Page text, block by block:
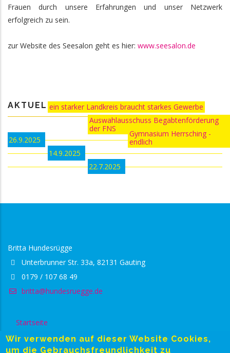
Frauen durch unsere Erfahrungen und unser Netzwerk
erfolgreich zu sein.
zur Website des Seesalon geht es hier: www.seesalon.de
AKTUELLES:
26.9.2025
ein starker Landkreis braucht starkes Gewerbe
14.9.2025
Auswahlausschuss Begabtenförderung
der FNS
22.7.2025
Gymnasium Herrsching -
endlich
Britta Hundesrügge
Unterbrunner Str. 33a, 82131 Gauting
0179 / 107 68 49
britta@hundesruegge.de
Footer
Startseite
Datenschutzerklärung
Wir verwenden auf dieser Website Cookies,
um die Gebrauchsfreundlichkeit zu